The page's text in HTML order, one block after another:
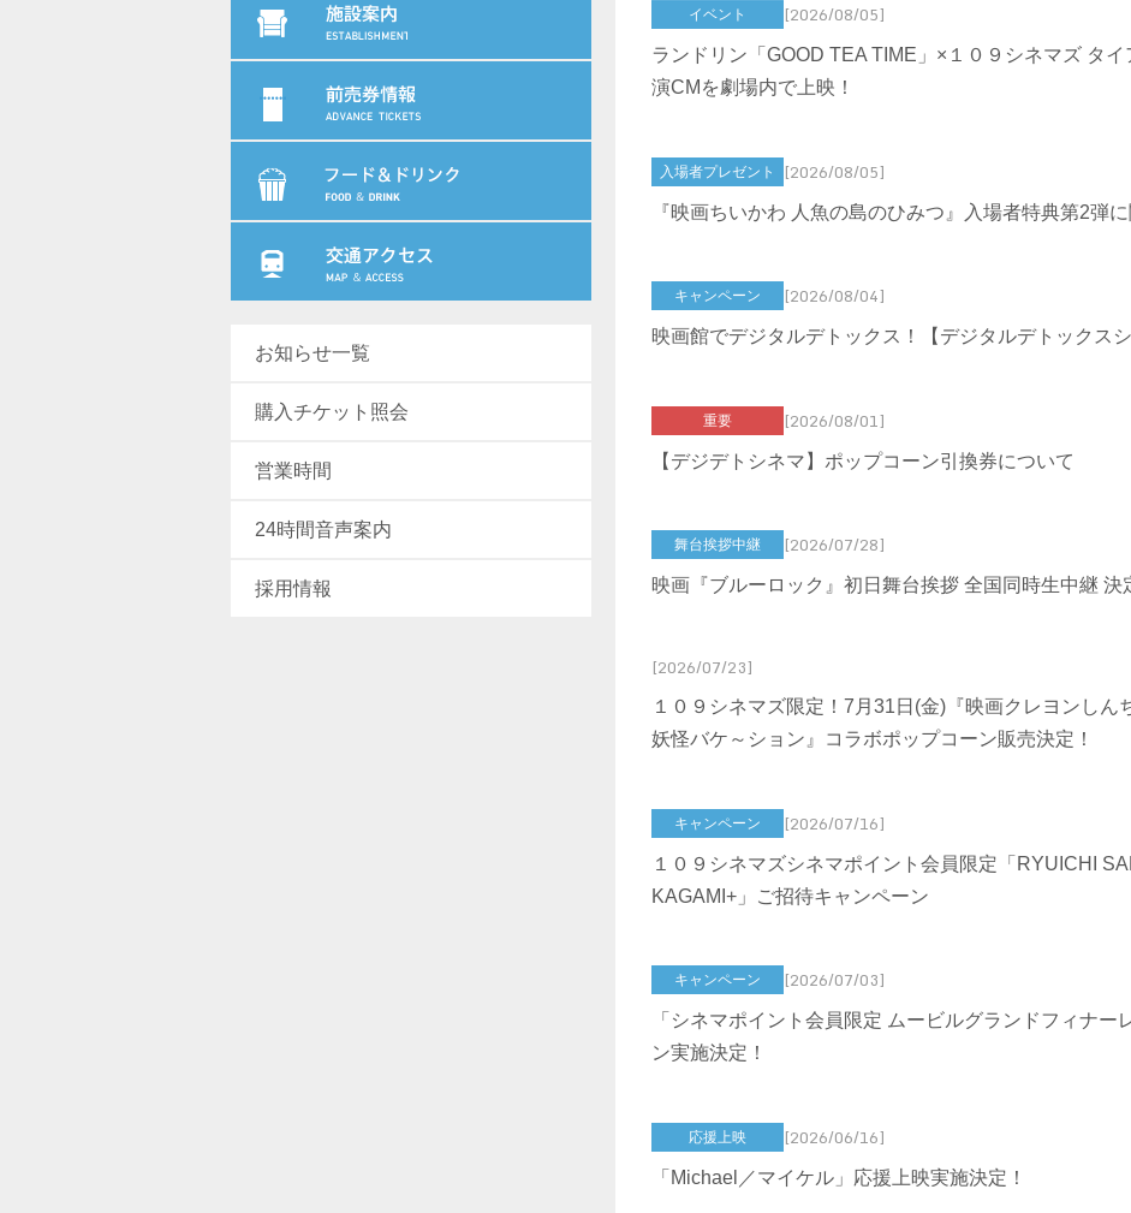
お知らせ一覧
購入チケット照会
営業時間
24時間音声案内
採用情報
イベント [2026/08/05]
ランドリン「GOOD TEA TIME」×１０９シネマズ タ
演CMを劇場内で上映！
入場者プレゼント [2026/08/05]
『映画ちいかわ 人魚の島のひみつ』入場者特典第2弾
キャンペーン [2026/08/04]
映画館でデジタルデトックス！【デジタルデトックス
重要 [2026/08/01]
【デジデトシネマ】ポップコーン引換券について
舞台挨拶中継 [2026/07/28]
映画『ブルーロック』初日舞台挨拶 全国同時生中継 決
[2026/07/23]
１０９シネマズ限定！7月31日(金)『映画クレヨンしん
妖怪バケ～ション』コラボポップコーン販売決定！
キャンペーン [2026/07/16]
１０９シネマズシネマポイント会員限定「RYUICHI
KAGAMI+」ご招待キャンペーン
キャンペーン [2026/07/03]
「シネマポイント会員限定 ムービルグランドフィナー
ン実施決定！
応援上映 [2026/06/16]
「Michael／マイケル」応援上映実施決定！